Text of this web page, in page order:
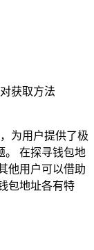
获取方法
为用户提供了极
。 在探寻钱包地
他用户可以借助
包地址各有特